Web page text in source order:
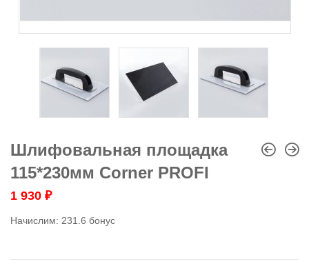
Шлифовальная площадка
115*230мм Corner PROFI
1 930 ₽
Начислим: 231.6 бонус